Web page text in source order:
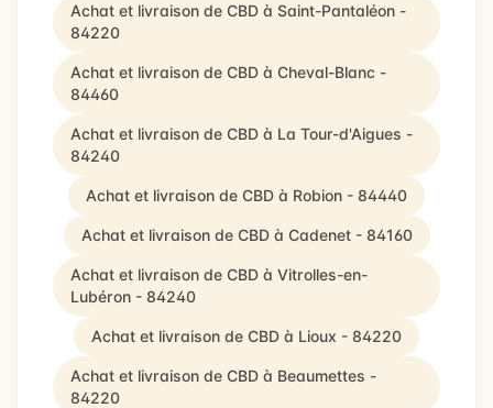
Achat et livraison de CBD à Saint-Pantaléon -
84220
Achat et livraison de CBD à Cheval-Blanc -
84460
Achat et livraison de CBD à La Tour-d'Aigues -
84240
Achat et livraison de CBD à Robion - 84440
Achat et livraison de CBD à Cadenet - 84160
Achat et livraison de CBD à Vitrolles-en-
Lubéron - 84240
Achat et livraison de CBD à Lioux - 84220
Achat et livraison de CBD à Beaumettes -
84220